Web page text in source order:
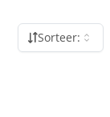
Sorteer: